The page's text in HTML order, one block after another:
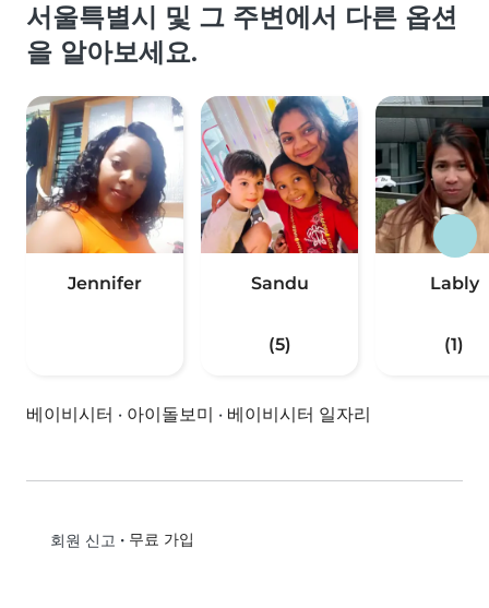
서울특별시 및 그 주변에서 다른 옵션
을 알아보세요.
Jennifer Sandu
(5)
Lably
(1)
베이비시터 · 아이돌보미 · 베이비시터 일자리
회원 신고 • 무료 가입